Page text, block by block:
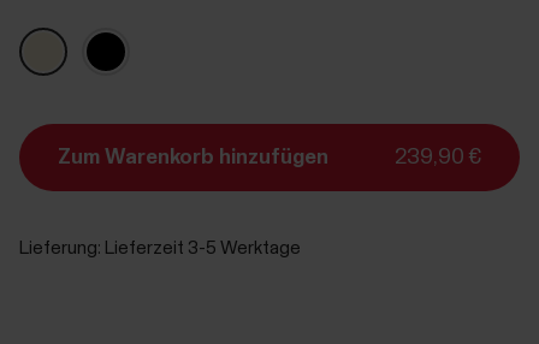
Zum Warenkorb hinzufügen 239,90 €
Lieferung: Lieferzeit 3-5 Werktage